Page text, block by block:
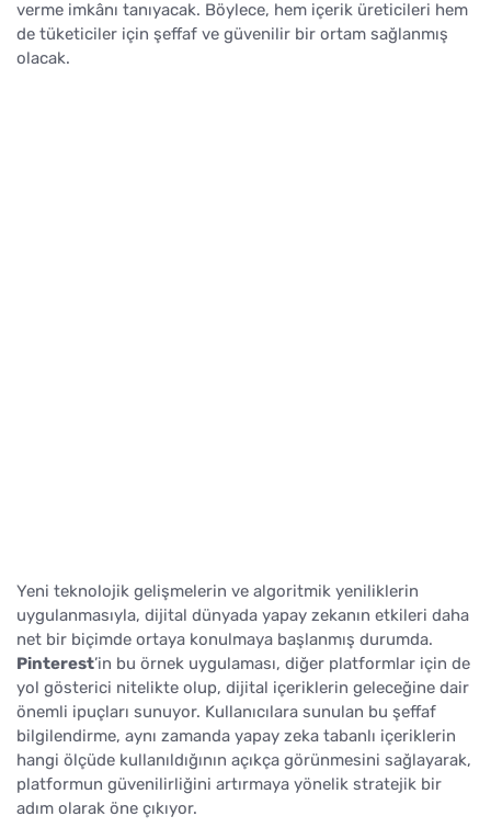
verme imkânı tanıyacak. Böylece, hem içerik üreticileri hem
de tüketiciler için şeffaf ve güvenilir bir ortam sağlanmış
olacak.
Yeni teknolojik gelişmelerin ve algoritmik yeniliklerin
uygulanmasıyla, dijital dünyada yapay zekanın etkileri daha
net bir biçimde ortaya konulmaya başlanmış durumda.
Pinterest’in bu örnek uygulaması, diğer platformlar için de
yol gösterici nitelikte olup, dijital içeriklerin geleceğine dair
önemli ipuçları sunuyor. Kullanıcılara sunulan bu şeffaf
bilgilendirme, aynı zamanda yapay zeka tabanlı içeriklerin
hangi ölçüde kullanıldığının açıkça görünmesini sağlayarak,
platformun güvenilirliğini artırmaya yönelik stratejik bir
adım olarak öne çıkıyor.